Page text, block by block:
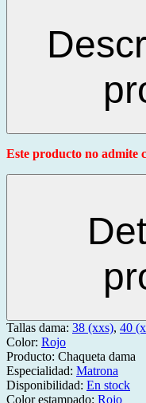
Este producto no admite
Tallas dama: 38 (xxs), 40
Color: Rojo
Producto: Chaqueta dama
Especialidad: Matrona
Disponibilidad: En stock
Color estampado: Rojo